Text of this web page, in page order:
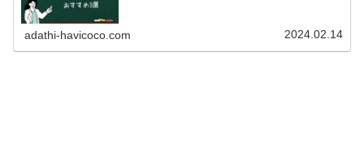
adathi-havicoco.com 2024.02.14